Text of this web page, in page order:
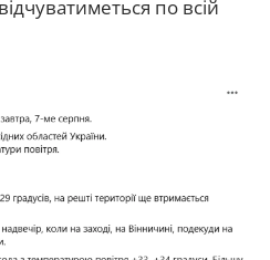
по всій